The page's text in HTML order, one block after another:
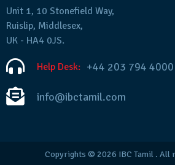
Unit 1, 10 Stonefield Way,
Ruislip, Middlesex,
UK - HA4 0JS.
Help Desk: +44 203 794 4000
info@ibctamil.com
Copyrights © 2026 IBC Tamil. All